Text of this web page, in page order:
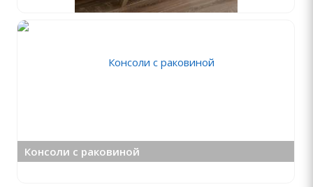
Консоли с раковиной